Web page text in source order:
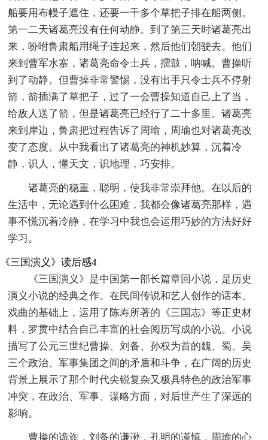
船要用布幔子遮住，还要一千多个草把子排在船两侧。
第一二天诸葛亮没有任何动静。到了第三天时诸葛亮出
来，吩咐鲁肃船用绳子连起来，然后他们朝驶去。他们
来到曹军水寨，诸葛亮命令士兵，擂鼓，呐喊。曹操听
到了动静。但曹操非常警惕，没有出手只令士兵不停射
箭，箭插满了草把子，过了一会曹操知道自己上了当，
给敌人送了箭，但是诸葛亮已经行了二十多里。诸葛亮
来到岸边，鲁肃把过程告诉了周瑜，周瑜也对诸葛亮改
变了态度。从中我看出了诸葛亮的神机妙算，沉着冷
静，识人，懂天文，识地理，巧安排。
诸葛亮的稳重，聪明，使我非常崇拜他。在以后的
生活中，无论遇到什么困难，我都会像诸葛亮那样，遇
事不慌沉着冷静，在学习中我也会运用巧妙的方法好好
学习。
《三国演义》读后感4
《三国演义》是中国第一部长篇章回小说，是历史
演义小说的经典之作。在民间传说和艺人创作的话本、
戏曲的基础上，运用了陈寿所著的《三国志》等正史材
料，罗贯中结合自己丰富的社会阅历写成的小说。小说
描写了公元三世纪曹操、刘备、孙权为首的魏、蜀、吴
三个政治、军事集团之间的矛盾和斗争，在广阔的历史
背景上展示了那个时代尖锐复杂又极具特色的政治军事
冲突，在政治、军事、谋略方面，对后世产生了深远的
影响。
曹操的诡诈，刘备的谦逊，孔明的谨慎，周瑜的心